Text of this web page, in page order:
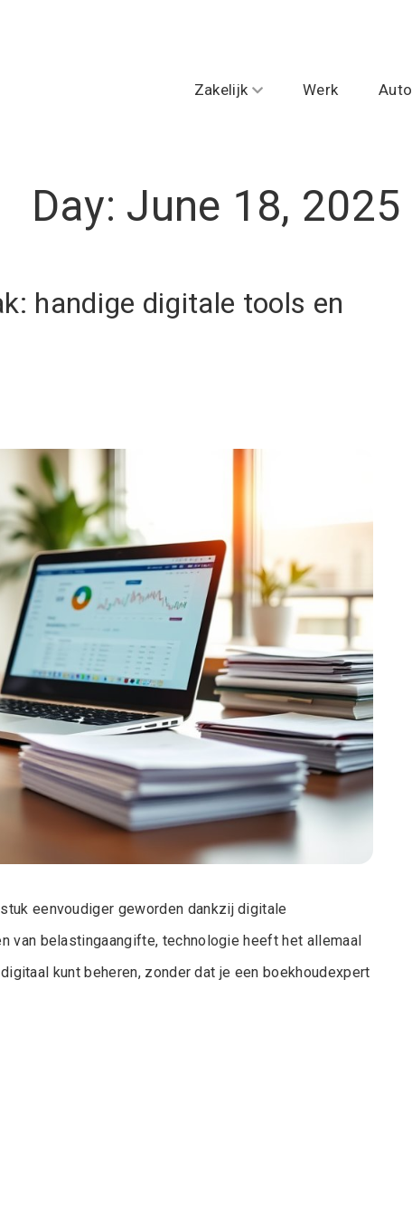
Zakelijk Werk Auto
Day: June 18, 2025
handige digitale tools en
eenvoudiger geworden dankzij digitale
van belastingaangifte, technologie heeft het allemaal
kunt beheren, zonder dat je een boekhoudexpert